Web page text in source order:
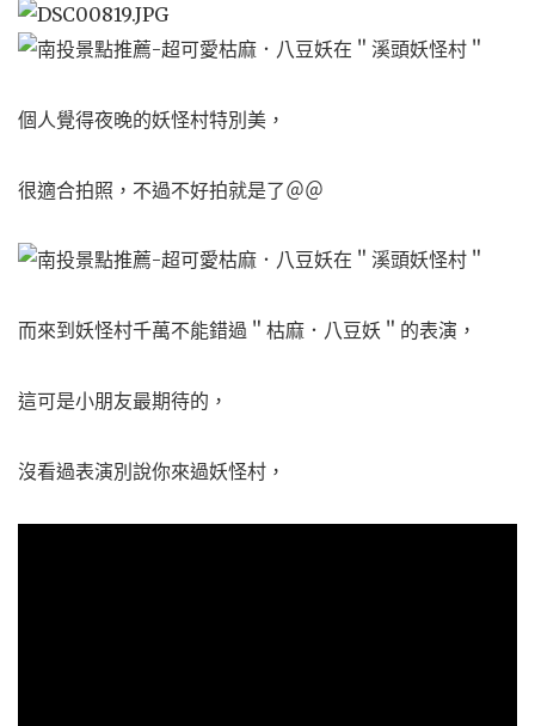
個人覺得夜晚的妖怪村特別美，
很適合拍照，不過不好拍就是了＠＠
而來到妖怪村千萬不能錯過＂枯麻．八豆妖＂的表演，
這可是小朋友最期待的，
沒看過表演別說你來過妖怪村，